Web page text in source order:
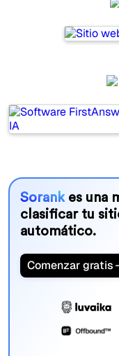
Sorankes una
clasificar tu
automático.
Comenzar gratis